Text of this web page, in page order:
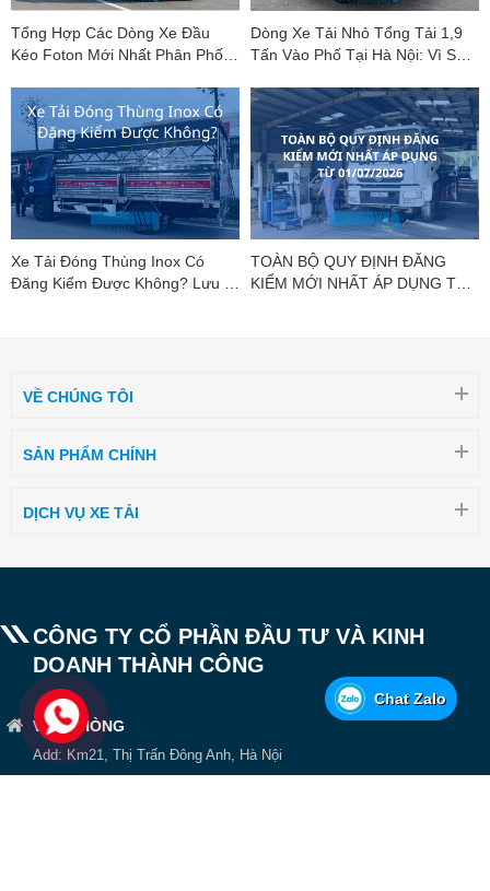
Tổng Hợp Các Dòng Xe Đầu
Kéo Foton Mới Nhất Phân Phối
Dòng Xe Tải Nhỏ Tổng Tải 1,9
Tấn Vào Phố Tại Hà Nội: Vì Sao
Khúc"?
Xe Tải Đóng Thùng Inox Có
Đăng Kiểm Được Không? Lưu Ý
TOÀN BỘ QUY ĐỊNH ĐĂNG
KIỂM MỚI NHẤT ÁP DỤNG TỪ
Chat Zalo
VỀ CHÚNG TÔI
SẢN PHẨM CHÍNH
DỊCH VỤ XE TẢI
CÔNG TY CỔ PHẦN ĐẦU TƯ VÀ KINH
DOANH THÀNH CÔNG
VĂN PHÒNG
Add: Km21, Thị Trấn Đông Anh, Hà Nội